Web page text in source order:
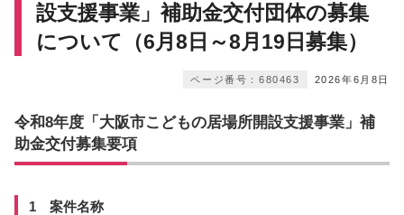
設支援事業」補助金交付団体の募集
について（6月8日～8月19日募集）
2026年6月8日
ページ番号：680463
令和8年度「大阪市こどもの居場所開設支援事業」補
助金交付募集要項
1 案件名称